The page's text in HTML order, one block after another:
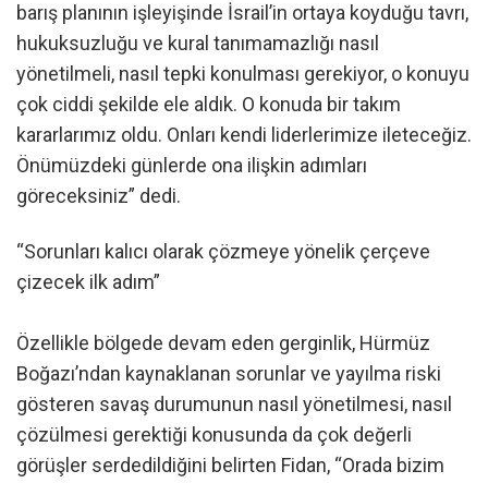
barış planının işleyişinde İsrail’in ortaya koyduğu tavrı,
hukuksuzluğu ve kural tanımamazlığı nasıl
yönetilmeli, nasıl tepki konulması gerekiyor, o konuyu
çok ciddi şekilde ele aldık. O konuda bir takım
kararlarımız oldu. Onları kendi liderlerimize ileteceğiz.
Önümüzdeki günlerde ona ilişkin adımları
göreceksiniz” dedi.
“Sorunları kalıcı olarak çözmeye yönelik çerçeve
çizecek ilk adım”
Özellikle bölgede devam eden gerginlik, Hürmüz
Boğazı’ndan kaynaklanan sorunlar ve yayılma riski
gösteren savaş durumunun nasıl yönetilmesi, nasıl
çözülmesi gerektiği konusunda da çok değerli
görüşler serdedildiğini belirten Fidan, “Orada bizim